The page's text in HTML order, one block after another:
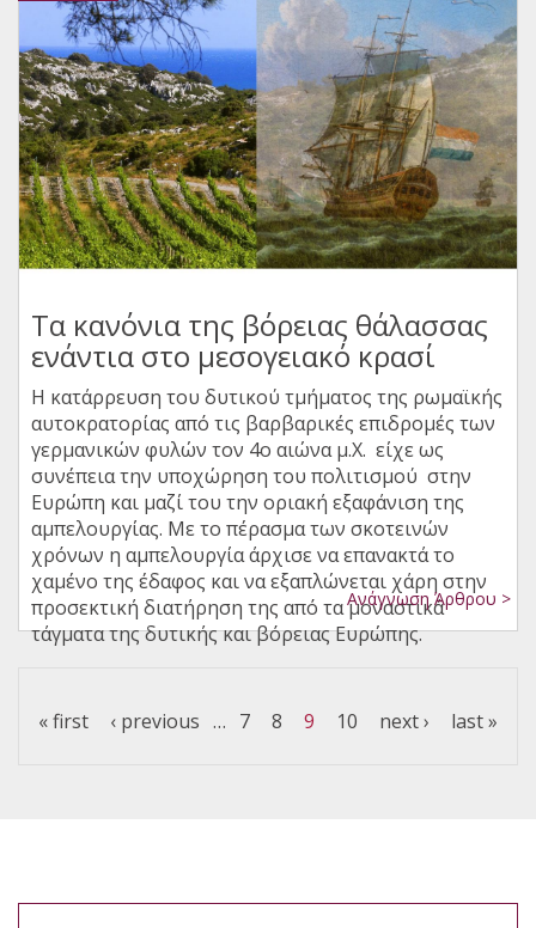
Τα κανόνια της βόρειας θάλασσας
ενάντια στο μεσογειακό κρασί
Η κατάρρευση του δυτικού τμήματος της ρωμαϊκής
αυτοκρατορίας από τις βαρβαρικές επιδρομές των
γερμανικών φυλών τον 4ο αιώνα μ.Χ. είχε ως
συνέπεια την υποχώρηση του πολιτισμού στην
Ευρώπη και μαζί του την οριακή εξαφάνιση της
αμπελουργίας. Με το πέρασμα των σκοτεινών
χρόνων η αμπελουργία άρχισε να επανακτά το
χαμένο της έδαφος και να εξαπλώνεται χάρη στην
προσεκτική διατήρηση της από τα μοναστικά
τάγματα της δυτικής και βόρειας Ευρώπης.
Ανάγνωση Άρθρου >
« first ‹ previous … 7 8 9 10 next › last »